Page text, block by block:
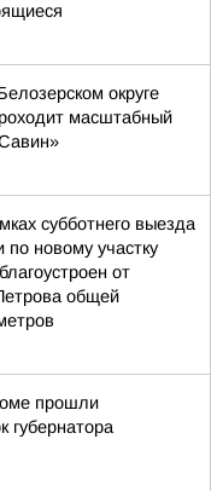
округе
масштабный
субботнего выезда
новому участку
от
общей
прошли
губернатора